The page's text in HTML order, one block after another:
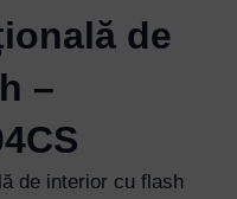
de
–
de interior cu flash